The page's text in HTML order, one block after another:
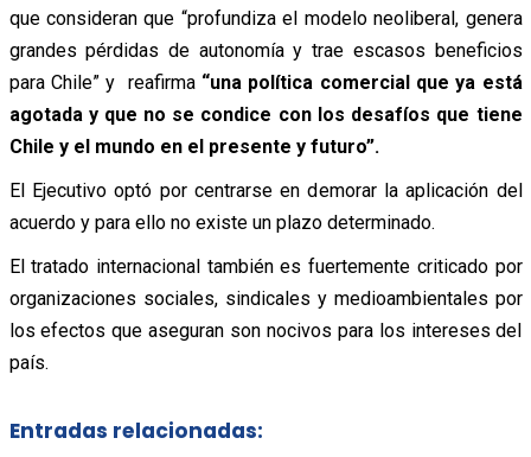
que consideran que “profundiza el modelo neoliberal, genera
grandes pérdidas de autonomía y trae escasos beneficios
para Chile” y reafirma “una política comercial que ya está
agotada y que no se condice con los desafíos que tiene
Chile y el mundo en el presente y futuro”.
El Ejecutivo optó por centrarse en demorar la aplicación del
acuerdo y para ello no existe un plazo determinado.
El tratado internacional también es fuertemente criticado por
organizaciones sociales, sindicales y medioambientales por
los efectos que aseguran son nocivos para los intereses del
país.
Entradas relacionadas: